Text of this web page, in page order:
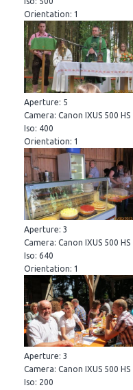
Orientation: 1
Aperture: 5
Camera: Canon IXUS 500 HS
Iso: 400
Orientation: 1
Aperture: 3
Camera: Canon IXUS 500 HS
Iso: 640
Orientation: 1
Aperture: 3
Camera: Canon IXUS 500 HS
Iso: 200